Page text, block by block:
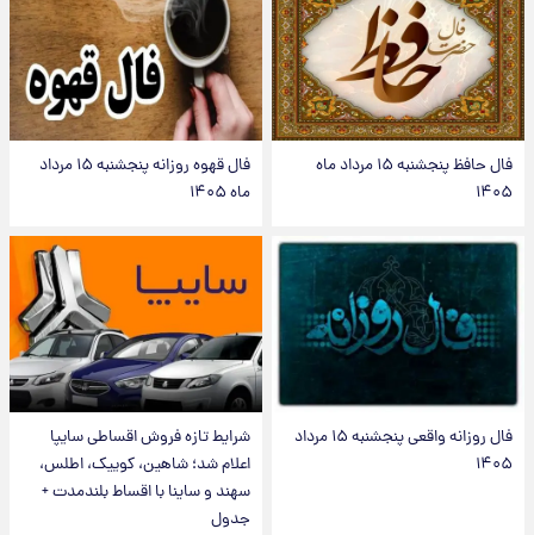
فال حافظ پنجشنبه ۱۵ مرداد ماه
۱۴۰۵
فال قهوه روزانه پنجشنبه ۱۵ مرداد
ماه ۱۴۰۵
فال روزانه واقعی پنجشنبه ۱۵ مرداد
۱۴۰۵
شرایط تازه فروش اقساطی سایپا
اعلام شد؛ شاهین، کوییک، اطلس،
سهند و ساینا با اقساط بلندمدت +
جدول